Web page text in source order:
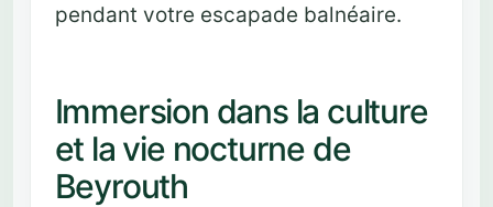
pendant votre escapade balnéaire.
Immersion dans la culture
et la vie nocturne de
Beyrouth